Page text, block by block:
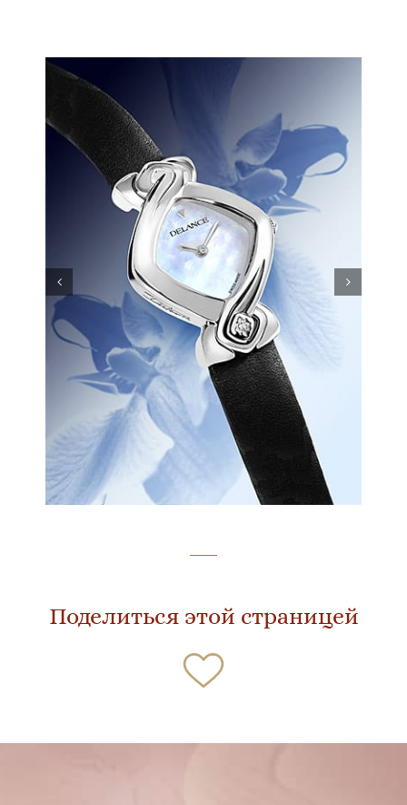
Поделиться этой страницей